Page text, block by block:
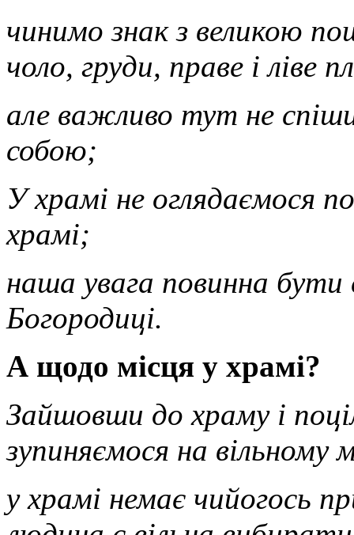
чинимо знак з великою
чоло, груди, праве і ліве
але важливо тут не
собою;
У храмі не оглядаємося
храмі;
наша увага повинна бути
Богородиці.
А щодо місця у храмі?
Зайшовши до храму і
зупиняємося на вільному
у храмі немає чийогось